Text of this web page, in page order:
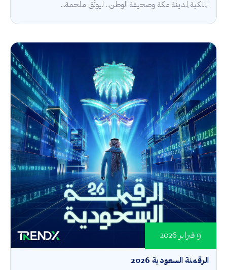
الملكية لمدينة مكة وصحيفة الوطن.. ليوثّق ملحمة...
الرقمنة السعودية 2026
9 فبراير 2026